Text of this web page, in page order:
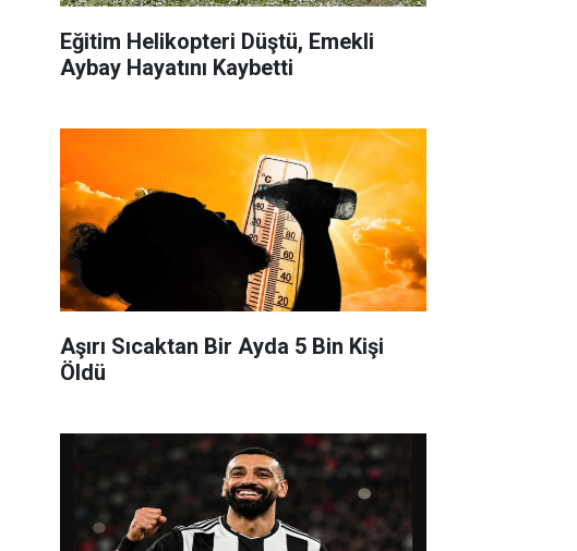
Eğitim Helikopteri Düştü, Emekli
Aybay Hayatını Kaybetti
Aşırı Sıcaktan Bir Ayda 5 Bin Kişi
Öldü